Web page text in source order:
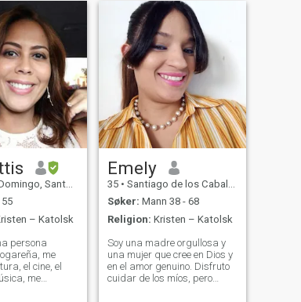
Domingo, Den Dominikanske Rep.
– Katolsk
persona
me
el cine, el
me
Emely
35 • Santiago de los Caballeros, Santiago, Den Dominikanske Rep.
Søker: Mann 38 - 68
Religion: Kristen – Katolsk
Soy una madre orgullosa y
una mujer que cree en Dios y
en el amor genuino. Disfruto
cuidar de los míos, pero